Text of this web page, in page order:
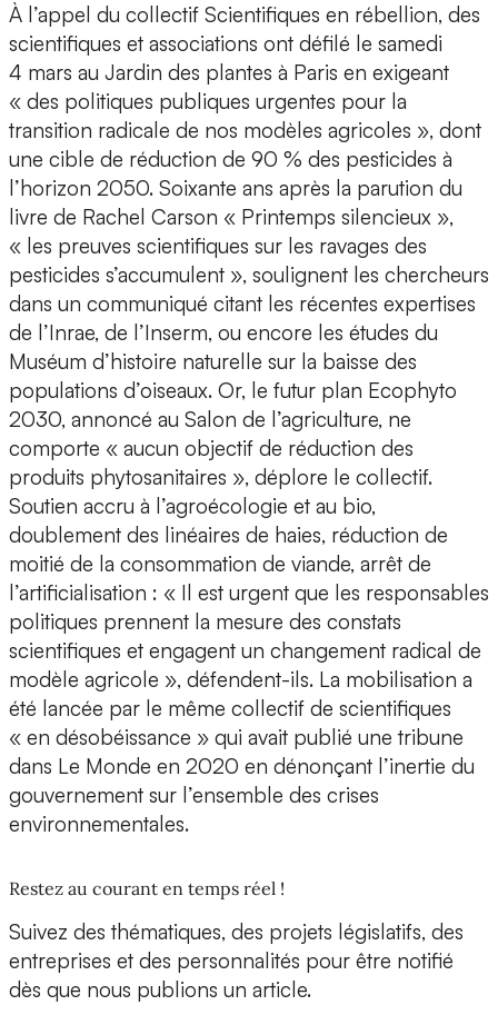
À l’appel du collectif Scientifiques en rébellion, des
scientifiques et associations ont défilé le samedi
4 mars au Jardin des plantes à Paris en exigeant
« des politiques publiques urgentes pour la
transition radicale de nos modèles agricoles », dont
une cible de réduction de 90 % des pesticides à
l’horizon 2050. Soixante ans après la parution du
livre de Rachel Carson « Printemps silencieux »,
« les preuves scientifiques sur les ravages des
pesticides s’accumulent », soulignent les chercheurs
dans un communiqué citant les récentes expertises
de l’Inrae, de l’Inserm, ou encore les études du
Muséum d’histoire naturelle sur la baisse des
populations d’oiseaux. Or, le futur plan Ecophyto
2030, annoncé au Salon de l’agriculture, ne
comporte « aucun objectif de réduction des
produits phytosanitaires », déplore le collectif.
Soutien accru à l’agroécologie et au bio,
doublement des linéaires de haies, réduction de
moitié de la consommation de viande, arrêt de
l’artificialisation : « Il est urgent que les responsables
politiques prennent la mesure des constats
scientifiques et engagent un changement radical de
modèle agricole », défendent-ils. La mobilisation a
été lancée par le même collectif de scientifiques
« en désobéissance » qui avait publié une tribune
dans Le Monde en 2020 en dénonçant l’inertie du
gouvernement sur l’ensemble des crises
environnementales.
Restez au courant en temps réel !
Suivez des thématiques, des projets législatifs, des
entreprises et des personnalités pour être notifié
dès que nous publions un article.